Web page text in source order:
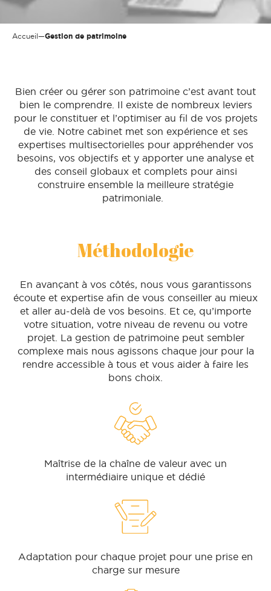
Accueil—Gestion de patrimoine
Bien créer ou gérer son patrimoine c’est avant tout
bien le comprendre. Il existe de nombreux leviers
pour le constituer et l’optimiser au fil de vos projets
de vie. Notre cabinet met son expérience et ses
expertises multisectorielles pour appréhender vos
besoins, vos objectifs et y apporter une analyse et
des conseil globaux et complets pour ainsi
construire ensemble la meilleure stratégie
patrimoniale.
Méthodologie
En avançant à vos côtés, nous vous garantissons
écoute et expertise afin de vous conseiller au mieux
et aller au-delà de vos besoins. Et ce, qu’importe
votre situation, votre niveau de revenu ou votre
projet. La gestion de patrimoine peut sembler
complexe mais nous agissons chaque jour pour la
rendre accessible à tous et vous aider à faire les
bons choix.
Maîtrise de la chaîne de valeur avec un
intermédiaire unique et dédié
Adaptation pour chaque projet pour une prise en
charge sur mesure